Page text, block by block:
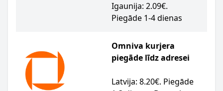
Igaunija: 2.09€.
Piegāde 1-4 dienas
Omniva kurjera
piegāde līdz adresei
Latvija: 8.20€. Piegāde